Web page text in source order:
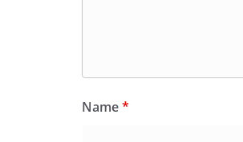
Name*